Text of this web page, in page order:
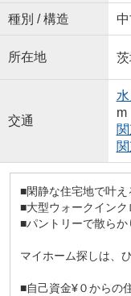
種別 / 構造
所在地
交通
m
■閑静な住宅地で叶え
■大型ウォークインク
■パントリーで散らか
マイホーム探しは、
■自己資金¥０からの